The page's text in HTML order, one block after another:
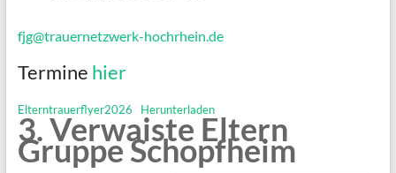
fjg@trauernetzwerk-hochrhein.de
Termine hier
Elterntrauerflyer2026 Herunterladen
3. Verwaiste Eltern
Gruppe Schopfheim